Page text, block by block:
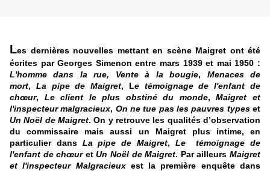
Les dernières nouvelles mettant en scène Maigret ont été
écrites par Georges Simenon entre mars 1939 et mai 1950 :
L'homme dans la rue,
Vente à la bougie, Menaces de
mort, La pipe de Maigret, Le témoignage de l'enfant de
chœur, Le client le plus obstiné du monde,Maigret et
l'inspecteur malgracieux, On ne tue pas les pauvres typeset
Un Noël de Maigret. On y retrouve les qualités d’observation
du commissaire mais aussi un Maigret plus intime, en
particulier dans La pipe de Maigret, Le
témoignage de
l'enfant de chœuretUn Noël de Maigret. Par ailleursMaigret
et l'inspecteur Malgracieuxest la première enquête dans